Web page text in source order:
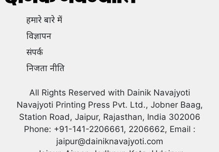
हमारे बारे में
विज्ञापन
संपर्क
निजता नीति
All Rights Reserved with Dainik Navajyoti
Navajyoti Printing Press Pvt. Ltd., Jobner Baag,
Station Road, Jaipur, Rajasthan, India 302006
Phone: +91-141-2206661, 2206662, Email :
jaipur@dainiknavajyoti.com